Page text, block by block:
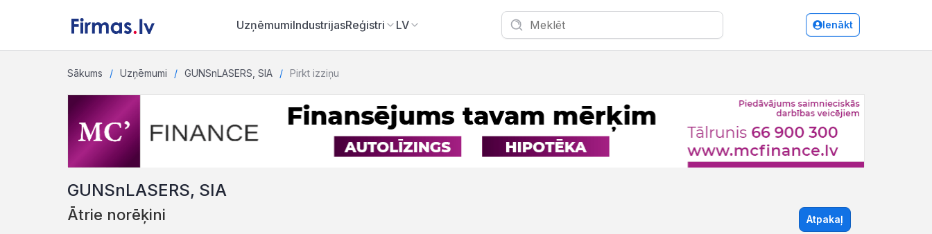
UzņēmumiIndustrijasReģistri LV Ienākt
Sākums Uzņēmumi GUNSnLASERS, SIA Pirkt izziņu
GUNSnLASERS, SIA
Ātrie norēķini Atpakaļ